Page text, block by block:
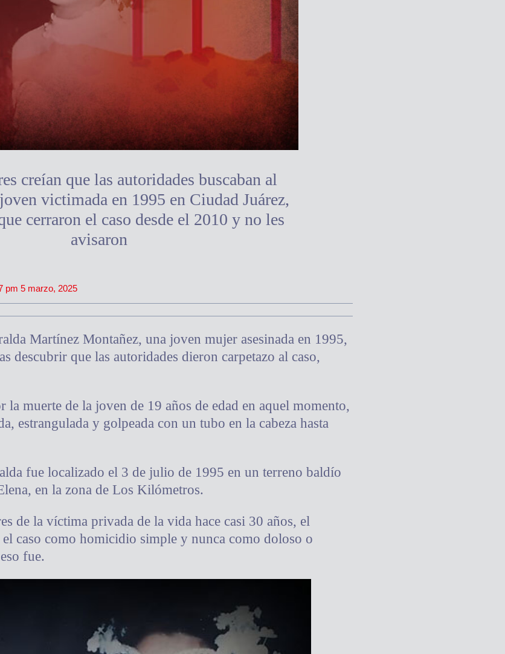
creían que las autoridades buscaban al
victimada en 1995 en Ciudad Juárez,
cerraron el caso desde el 2010 y no les
avisaron
pm 5 marzo, 2025
Martínez Montañez, una joven mujer asesinada en 1995,
descubrir que las autoridades dieron carpetazo al caso,
muerte de la joven de 19 años de edad en aquel momento,
estrangulada y golpeada con un tubo en la cabeza hasta
fue localizado el 3 de julio de 1995 en un terreno baldío
en la zona de Los Kilómetros.
de la víctima privada de la vida hace casi 30 años, el
caso como homicidio simple y nunca como doloso o
fue.